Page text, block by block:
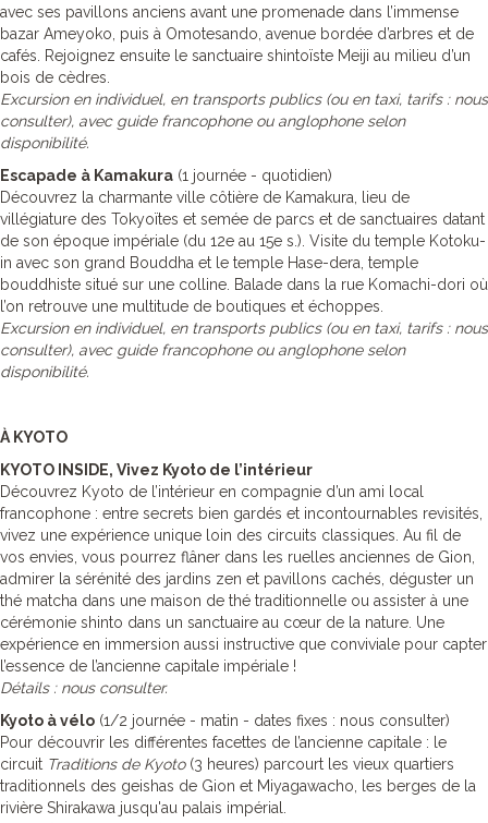
avec ses pavillons anciens avant une promenade dans l’immense
bazar Ameyoko, puis à Omotesando, avenue bordée d’arbres et de
cafés. Rejoignez ensuite le sanctuaire shintoïste Meiji au milieu d’un
bois de cèdres.
Excursion en individuel, en transports publics (ou en taxi, tarifs : nous
consulter), avec guide francophone ou anglophone selon
disponibilité.
Escapade à Kamakura (1 journée - quotidien)
Découvrez la charmante ville côtière de Kamakura, lieu de
villégiature des Tokyoïtes et semée de parcs et de sanctuaires datant
de son époque impériale (du 12e au 15e s.). Visite du temple Kotoku-
in avec son grand Bouddha et le temple Hase-dera, temple
bouddhiste situé sur une colline. Balade dans la rue Komachi-dori où
l’on retrouve une multitude de boutiques et échoppes.
Excursion en individuel, en transports publics (ou en taxi, tarifs : nous
consulter), avec guide francophone ou anglophone selon
disponibilité.
À KYOTO
KYOTO INSIDE, Vivez Kyoto de l’intérieur
Découvrez Kyoto de l’intérieur en compagnie d’un ami local
francophone : entre secrets bien gardés et incontournables revisités,
vivez une expérience unique loin des circuits classiques. Au fil de
vos envies, vous pourrez flâner dans les ruelles anciennes de Gion,
admirer la sérénité des jardins zen et pavillons cachés, déguster un
thé matcha dans une maison de thé traditionnelle ou assister à une
cérémonie shinto dans un sanctuaire au cœur de la nature. Une
expérience en immersion aussi instructive que conviviale pour capter
l’essence de l’ancienne capitale impériale !
Détails : nous consulter.
Kyoto à vélo (1/2 journée - matin - dates fixes : nous consulter)
Pour découvrir les différentes facettes de l’ancienne capitale : le
circuit Traditions de Kyoto(3 heures) parcourt les vieux quartiers
traditionnels des geishas de Gion et Miyagawacho, les berges de la
rivière Shirakawa jusqu'au palais impérial.